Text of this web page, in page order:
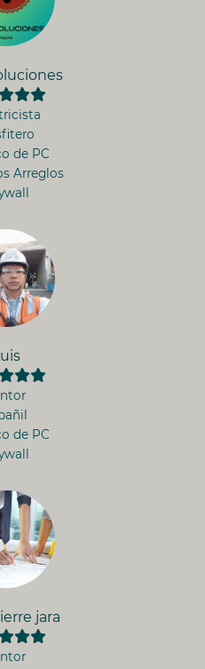
de PC
Arreglos
de PC
jara